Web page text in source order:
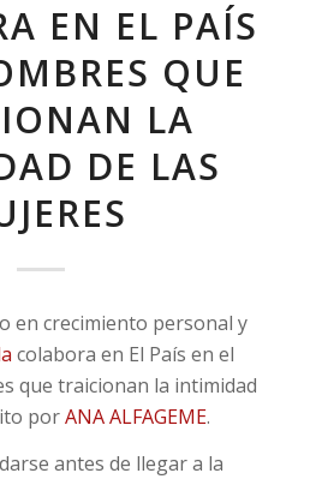
EN EL PAÍS
QUE
LA
DE LAS
en crecimiento personal y
colabora en El País en el
que traicionan la intimidad
porANA ALFAGEME.
antes de llegar a la